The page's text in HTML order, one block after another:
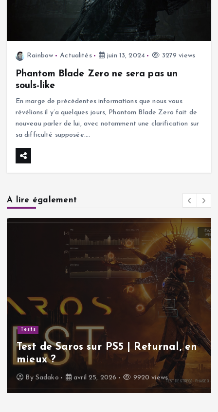
Rainbow Actualités juin 13, 2024 3279 views
Phantom Blade Zero ne sera pas un
souls-like
En marge de précédentes informations que nous vous
révélions il y’a quelques jours, Phantom Blade Zero fait de
nouveau parler de lui, avec notamment une clarification sur
sa difficulté supposée.…
A lire également
Tests
Test de Saros sur PS5 | Returnal, en
mieux ?
By Sadako avril 25, 2026 9920 views